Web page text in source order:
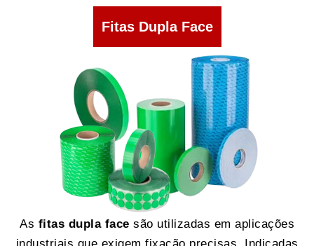
Fitas Dupla Face
As fitas dupla face são utilizadas em aplicações